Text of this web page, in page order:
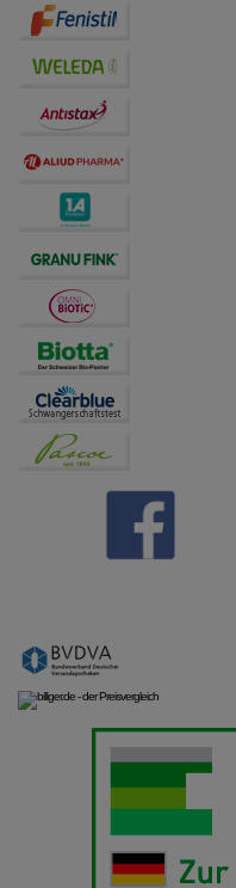
Drittseiten möglichst
Dritte wie z.B. Google